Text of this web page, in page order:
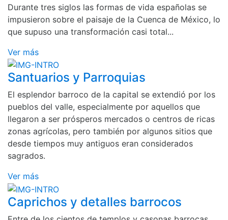
Durante tres siglos las formas de vida españolas se
impusieron sobre el paisaje de la Cuenca de México, lo
que supuso una transformación casi total...
Ver más
Santuarios y Parroquias
El esplendor barroco de la capital se extendió por los
pueblos del valle, especialmente por aquellos que
llegaron a ser prósperos mercados o centros de ricas
zonas agrícolas, pero también por algunos sitios que
desde tiempos muy antiguos eran considerados
sagrados.
Ver más
Caprichos y detalles barrocos